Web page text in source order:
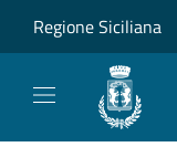
Regione Siciliana